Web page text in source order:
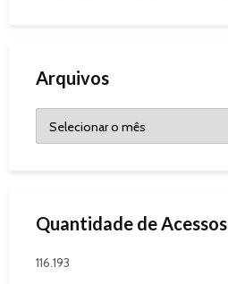
Arquivos
Quantidade de Acessos
116.193